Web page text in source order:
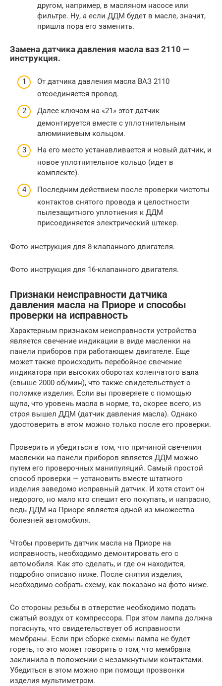
другом, например, в масляном насосе или
фильтре. Ну, а если ДДМ будет в масле, значит,
пришла пора его заменить.
Замена датчика давления масла ваз 2110 —
инструкция.
От датчика давления масла ВАЗ 2110
отсоединяется провод.
Далее ключом на «21» этот датчик
демонтируется вместе с уплотнительным
алюминиевым кольцом.
На его место устанавливается и новый датчик, и
новое уплотнительное кольцо (идет в
комплекте).
Последним действием после проверки чистоты
контактов снятого провода и целостности
пылезащитного уплотнения к ДДМ
присоединяется электрический штекер.
Фото инструкция для 8-клапанного двигателя.
Фото инструкция для 16-клапанного двигателя.
Признаки неисправности датчика
давления масла на Приоре и способы
проверки на исправность
Характерным признаком неисправности устройства
является свечение индикации в виде масленки на
панели приборов при работающем двигателе. Еще
может также происходить перебойное свечение
индикатора при высоких оборотах коленчатого вала
(свыше 2000 об/мин), что также свидетельствует о
поломке изделия. Если вы проверяете с помощью
щупа, что уровень масла в норме, то, скорее всего, из
строя вышел ДДМ (датчик давления масла). Однако
удостоверить в этом можно только после его проверки.
Проверить и убедиться в том, что причиной свечения
масленки на панели приборов является ДДМ можно
путем его проверочных манипуляций. Самый простой
способ проверки — установить вместе штатного
изделия заведомо исправный датчик. И хотя стоит он
недорого, но мало кто спешит его покупать, и напрасно,
ведь ДДМ на Приоре является одной из множества
болезней автомобиля.
Чтобы проверить датчик масла на Приоре на
исправность, необходимо демонтировать его с
автомобиля. Как это сделать, и где он находится,
подробно описано ниже. После снятия изделия,
необходимо собрать схему, как показано на фото ниже.
Со стороны резьбы в отверстие необходимо подать
сжатый воздух от компрессора. При этом лампа должна
погаснуть, что свидетельствует об исправности
мембраны. Если при сборке схемы лампа не будет
гореть, то это может говорить о том, что мембрана
заклинила в положении с незамкнутыми контактами.
Убедиться в этом можно при помощи прозвонки
изделия мультиметром.